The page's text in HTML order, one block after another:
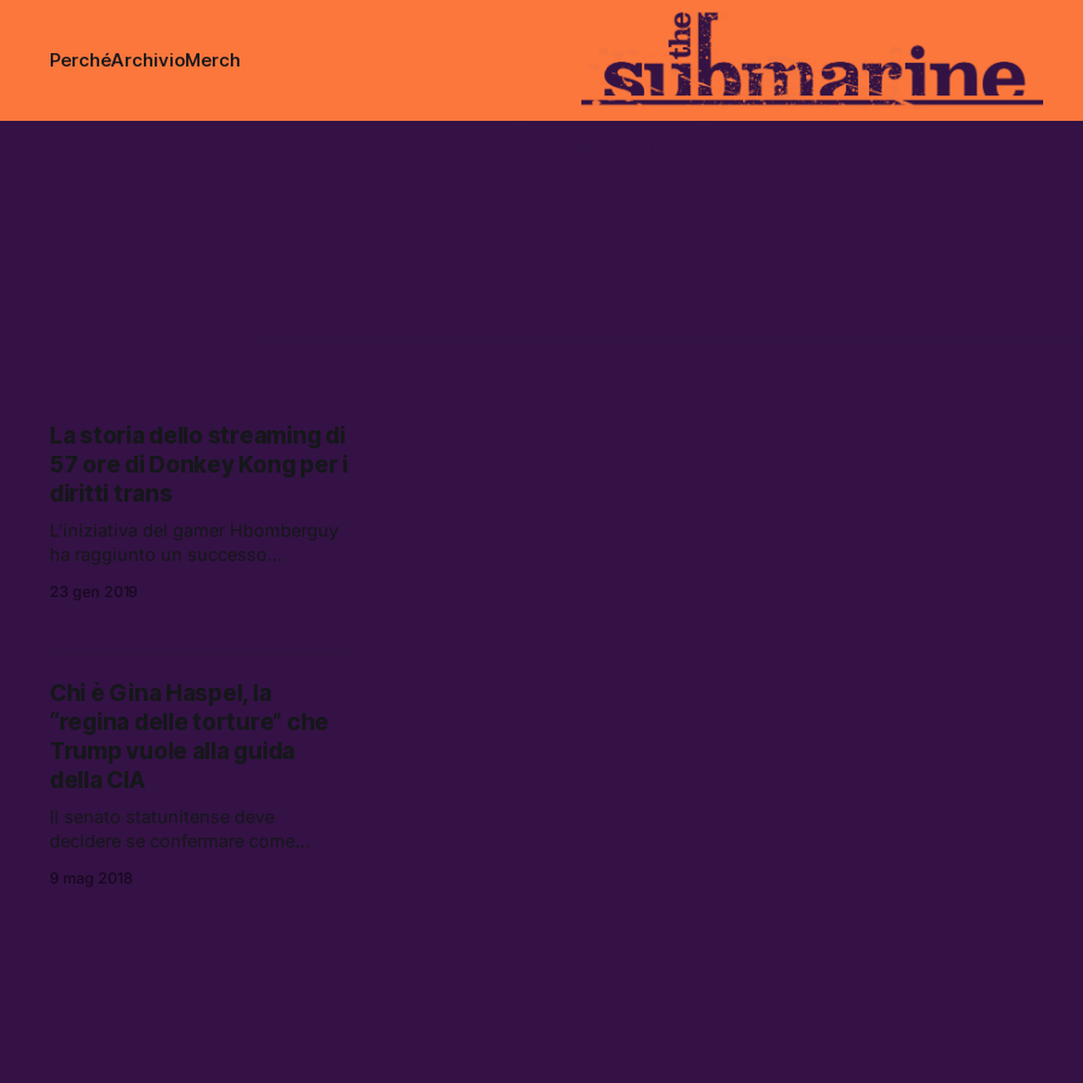
PerchéArchivioMerch
La storia dello streaming di
57 ore di Donkey Kong per i
diritti trans
L’iniziativa del gamer Hbomberguy
ha raggiunto un successo
tra gli altri, di Alexandria Ocasio-
23 gen 2019
Chi è Gina Haspel, la
“regina delle torture” che
Trump vuole alla guida
della CIA
Il senato statunitense deve
decidere se confermare come
nominata per il ruolo da Trump in
9 mag 2018